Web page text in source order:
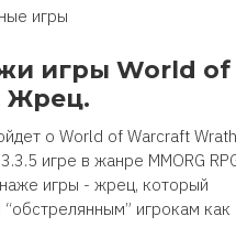
игры
игры World of
Жрец.
о World of Warcraft Wrath
игре в жанре MMORG
игры - жрец, который
игрокам как